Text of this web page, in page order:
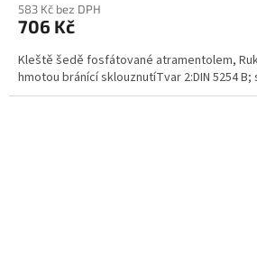
583 Kč bez DPH
706 Kč
Kleště šedě fosfátované atramentolem,
hmotou bránící sklouznutíTvar 2:DIN 5254 B;